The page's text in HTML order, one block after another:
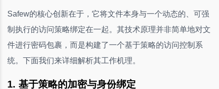
Safew的核心创新在于，它将文件本身与一个动态的、可强
制执行的访问策略绑定在一起。其技术原理并非简单地对文
件进行密码包裹，而是构建了一个基于策略的访问控制系
统。下面我们来详细解析其工作机理。
1. 基于策略的加密与身份绑定